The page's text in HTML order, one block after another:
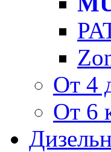
От 4
От 6